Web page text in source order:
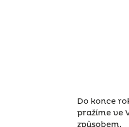
Do konce
pražíme ve
způsobem.